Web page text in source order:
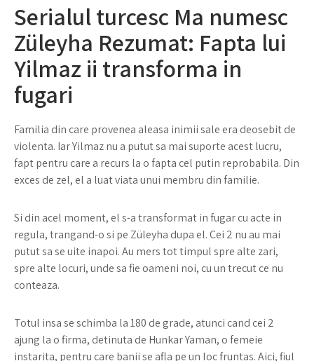
Serialul turcesc Ma numesc
Züleyha Rezumat: Fapta lui
Yilmaz ii transforma in
fugari
Familia din care provenea aleasa inimii sale era deosebit de
violenta. Iar Yilmaz nu a putut sa mai suporte acest lucru,
fapt pentru care a recurs la o fapta cel putin reprobabila. Din
exces de zel, el a luat viata unui membru din familie.
Si din acel moment, el s-a transformat in fugar cu acte in
regula, trangand-o si pe Züleyha dupa el. Cei 2 nu au mai
putut sa se uite inapoi. Au mers tot timpul spre alte zari,
spre alte locuri, unde sa fie oameni noi, cu un trecut ce nu
conteaza.
Totul insa se schimba la 180 de grade, atunci cand cei 2
ajung la o firma, detinuta de Hunkar Yaman, o femeie
instarita, pentru care banii se afla pe un loc fruntas. Aici, fiul